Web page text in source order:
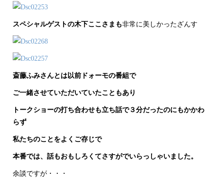
スペシャルゲストの木下ここさまも非常に美しかったざんす
斎藤ふみさんとは以前ドォーモの番組で
ご一緒させていただいていたこともあり
トークショーの打ち合わせも立ち話で３分だったのにもかかわ
らず
私たちのことをよくご存じで
本番では、話もおもしろくてさすがでいらっしゃいました。
余談ですが・・・